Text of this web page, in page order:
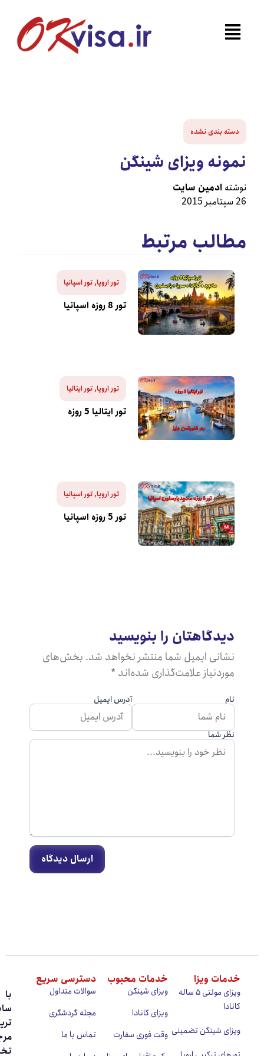
بندی نشده
ویزای شینگن
ادمین سایت
مرتبط
تور اروپا تور اسپانیا
تور 8 روزه اسپانیا
تور اروپا تور ایتالیا
تور ایتالیا 5 روزه
تور اروپا تور اسپانیا
تور 5 روزه اسپانیا
را بنویسید
ایمیل شما منتشر نخواهد شد. بخش‌های
علامت‌گذاری شده‌اند *
آدرس ایمیل
ارسال دیدگاه
ویزا
ویزای مولتی ۵ ساله
شینگن تضمینی
خدمات محبوب
ویزای شینگن
ویزای کانادا
وقت فوری سفارت
دسترسی سریع
سوالات متداول
مجله گردشگری
تماس با ما
تخصصی